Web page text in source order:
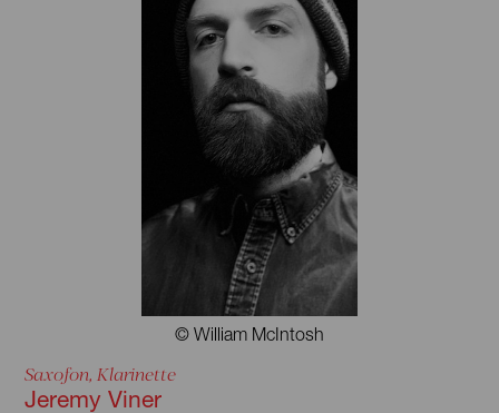
(2000/01) und u.a. bei Koryphäen wie Jonathan Kinsler
oder Bobby McFerrin (2007) gelernt. Neben diversen
nationalen Live- und/oder Studioproduktionen (Soulounge,
J.B.O., Mellowmark, Marianne Rosenberg, Ganjaman, The
Mighty Mocambos, Helene Fischer u.v.m.) habe ich in
internationalen Produktionen (mit Ange da Costa,
Shiblyband, Claye & Silly Walks, Tippa Irie & Far East Band,
Next Generation Family & Gappy Ranks, 5/8erl in Ehr ́n
u.a.) mitgewirkt, war auf Tournee in Europa, Syrien und
Jordanien und habe darüber hinaus als Vocalcoach,
Dramaturgin und Musikerin für ein Berliner Kinder- und
Jugendtheater und als Workshopleiterin, u.a. für das
Bundesministerium für Bildung und Forschung gearbeitet«
© William McIntosh
Saxofon, Klarinette
Jeremy Viner